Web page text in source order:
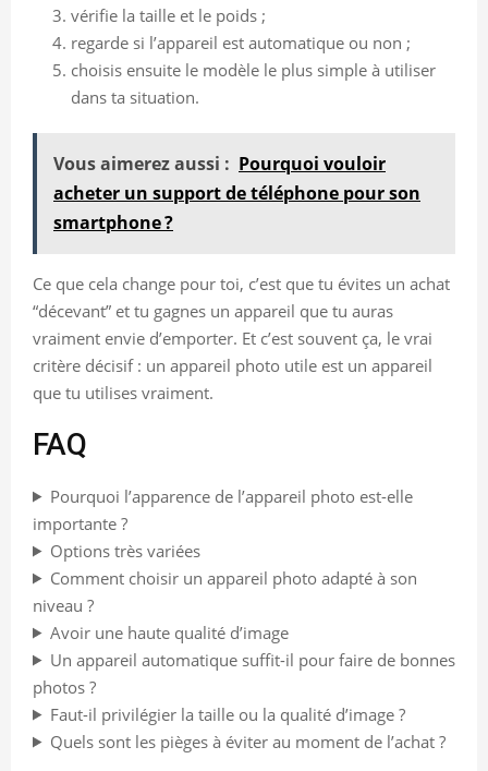
vérifie la taille et le poids ;
regarde si l’appareil est automatique ou non ;
choisis ensuite le modèle le plus simple à utiliser
dans ta situation.
Vous aimerez aussi : Pourquoi vouloir
acheter un support de téléphone pour son
smartphone ?
Ce que cela change pour toi, c’est que tu évites un achat
“décevant” et tu gagnes un appareil que tu auras
vraiment envie d’emporter. Et c’est souvent ça, le vrai
critère décisif : un appareil photo utile est un appareil
que tu utilises vraiment.
FAQ
Pourquoi l’apparence de l’appareil photo est-elle
importante ?
Options très variées
Comment choisir un appareil photo adapté à son
niveau ?
Avoir une haute qualité d’image
Un appareil automatique suffit-il pour faire de bonnes
photos ?
Faut-il privilégier la taille ou la qualité d’image ?
Quels sont les pièges à éviter au moment de l’achat ?